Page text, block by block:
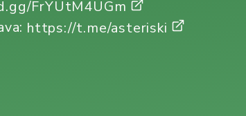
FrYUtM4UGm
https://t.me/asteriski